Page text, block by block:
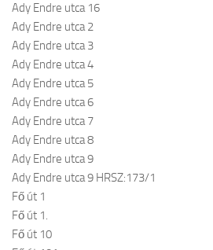
Ady Endre utca 16
Ady Endre utca 2
Ady Endre utca 3
Ady Endre utca 4
Ady Endre utca 5
Ady Endre utca 6
Ady Endre utca 7
Ady Endre utca 8
Ady Endre utca 9
Ady Endre utca 9 HRSZ:173/1
Fő út 1
Fő út 1.
Fő út 10